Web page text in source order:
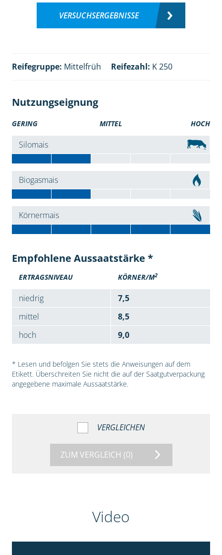
VERSUCHSERGEBNISSE
Reifegruppe: Mittelfrüh Reifezahl: K 250
Nutzungseignung
GERING MITTEL HOCH
Silomais
Biogasmais
Körnermais
Empfohlene Aussaatstärke *
ERTRAGSNIVEAU KÖRNER/M2
niedrig
7,5
mittel
8,5
hoch
9,0
* Lesen und befolgen Sie stets die Anweisungen auf dem
Etikett. Überschreiten Sie nicht die auf der Saatgutverpackung
angegebene maximale Aussaatstärke.
VERGLEICHEN
ZUM VERGLEICH (0)
Video